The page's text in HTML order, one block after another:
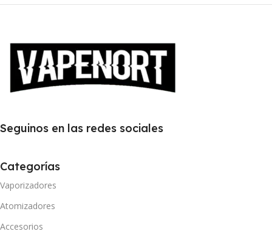
Seguinos en las redes sociales
Categorías
Vaporizadores
Atomizadores
Accesorios